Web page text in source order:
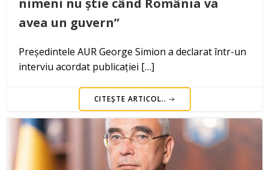
nimeni nu știe când România va
avea un guvern”
Președintele AUR George Simion a declarat într-un
interviu acordat publicației […]
CITEȘTE ARTICOL..